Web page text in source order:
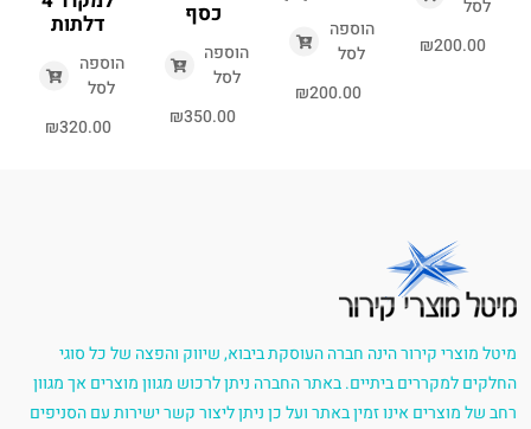
לסל
₪200.00
הוספה
לסל
₪200.00
כסף
הוספה
לסל
₪350.00
דלתות
הוספה
לסל
₪320.00
מיטל מוצרי קירור הינה חברה העוסקת ביבוא, שיווק והפצה של כל סוגי
החלקים למקררים ביתיים. באתר החברה ניתן לרכוש מגוון מוצרים אך מגוון
רחב של מוצרים אינו זמין באתר ועל כן ניתן ליצור קשר ישירות עם הסניפים